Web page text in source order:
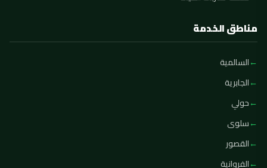
مناطق الخدمة
السالمية
الجابرية
حولي
سلوى
القصور
الفروانية